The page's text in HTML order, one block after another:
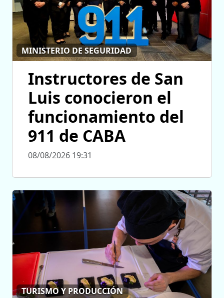
MINISTERIO DE SEGURIDAD
Instructores de San
Luis conocieron el
funcionamiento del
911 de CABA
08/08/2026 19:31
TURISMO Y PRODUCCIÓN